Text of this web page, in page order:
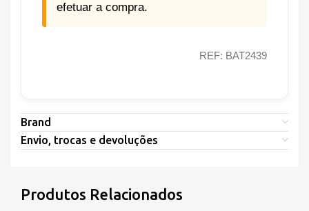
efetuar a compra.
REF: BAT2439
Brand
Envio, trocas e devoluções
Produtos Relacionados